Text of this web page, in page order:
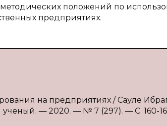
методических положений по
предприятиях.
на предприятиях / Сауле
— 2020. — № 7 (297). — С. 160-